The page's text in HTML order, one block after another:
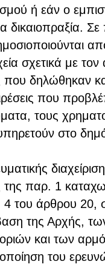
ή εάν ο
δικαιοπραξία.
σχετικά με
δηλώθηκαν
που
τους
στο
παρ. 1
του άρθρου 20,
της Αρχής,
και των
του